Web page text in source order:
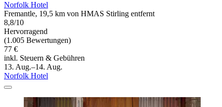
Norfolk Hotel
Fremantle, 19,5 km von HMAS Stirling entfernt
8,8/10
Hervorragend
(1.005 Bewertungen)
77 €
inkl. Steuern & Gebühren
13. Aug.–14. Aug.
Norfolk Hotel